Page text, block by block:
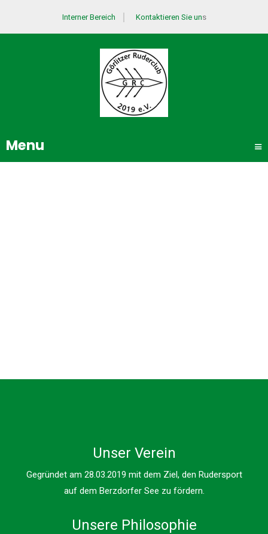
Interner Bereich Kontaktieren Sie uns
Menu ≡
Unser Verein
Gegründet am 28.03.2019 mit dem Ziel, den Rudersport
auf dem Berzdorfer See zu fördern.
Unsere Philosophie